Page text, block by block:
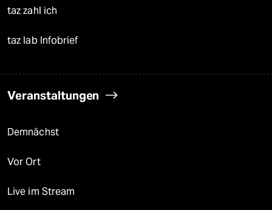
taz zahl ich
taz lab Infobrief
Veranstaltungen
Demnächst
Vor Ort
Live im Stream